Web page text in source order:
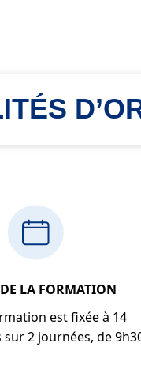
LA FORMATION
est fixée à 14
2 journées, de